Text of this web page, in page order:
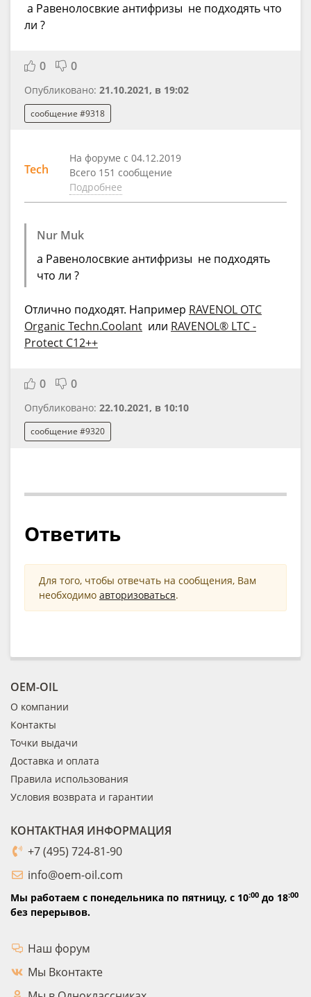
а Равенолосвкие антифризы не подходять что
ли ?
0 0
Опубликовано: 21.10.2021, в 19:02
сообщение #9318
Tech
На форуме с 04.12.2019
Всего 151 сообщение
Подробнее
Nur Muk
а Равенолосвкие антифризы не подходять
что ли ?
Отлично подходят. Например RAVENOL OTC
Organic Techn.Coolant или RAVENOL® LTC -
Protect C12++
0 0
Опубликовано: 22.10.2021, в 10:10
сообщение #9320
Ответить
Для того, чтобы отвечать на сообщения, Вам
необходимо авторизоваться.
OEM-OIL
О компании
Контакты
Точки выдачи
Доставка и оплата
Правила использования
Условия возврата и гарантии
КОНТАКТНАЯ ИНФОРМАЦИЯ
+7 (495) 724-81-90
info@oem-oil.com
Мы работаем с понедельника по пятницу, с 10:00 до 18:00
без перерывов.
Наш форум
Мы Вконтакте